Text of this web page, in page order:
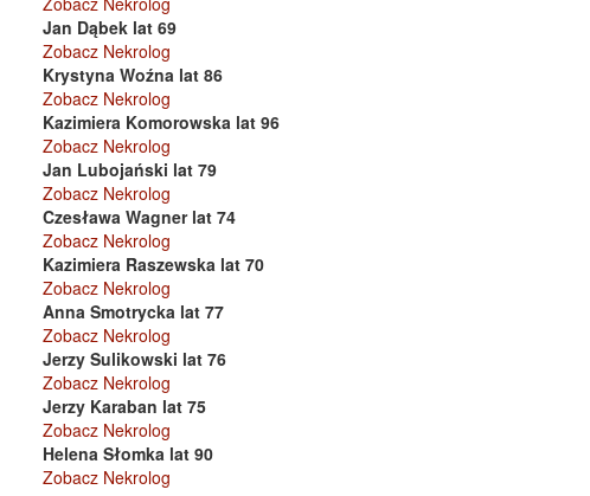
Jan Dąbek lat 69
Zobacz Nekrolog
Krystyna Woźna lat 86
Zobacz Nekrolog
Kazimiera Komorowska lat 96
Zobacz Nekrolog
Jan Lubojański lat 79
Zobacz Nekrolog
Czesława Wagner lat 74
Zobacz Nekrolog
Kazimiera Raszewska lat 70
Zobacz Nekrolog
Anna Smotrycka lat 77
Zobacz Nekrolog
Jerzy Sulikowski lat 76
Zobacz Nekrolog
Jerzy Karaban lat 75
Zobacz Nekrolog
Helena Słomka lat 90
Zobacz Nekrolog